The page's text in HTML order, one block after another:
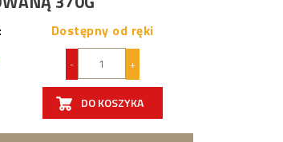
Dostępny od ręki
- +
DO KOSZYKA